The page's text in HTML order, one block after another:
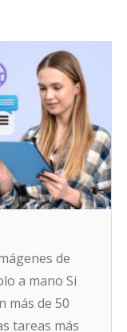
de
a mano Si
más de 50
tareas más